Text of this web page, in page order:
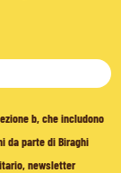
b, che includono
da parte di Biraghi
newsletter